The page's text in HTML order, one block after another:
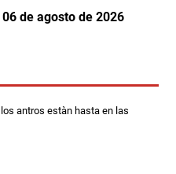
de agosto de 2026
antros estàn hasta en las